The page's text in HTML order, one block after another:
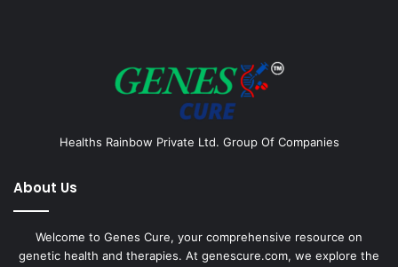
Healths Rainbow Private Ltd. Group Of Companies
About Us
Welcome to Genes Cure, your comprehensive resource on
genetic health and therapies. At genescure.com, we explore the